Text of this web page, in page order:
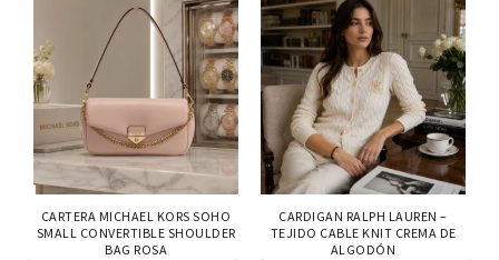
CARTERA MICHAEL KORS SOHO
SMALL CONVERTIBLE SHOULDER
BAG ROSA
CARDIGAN RALPH LAUREN –
TEJIDO CABLE KNIT CREMA DE
ALGODÓN